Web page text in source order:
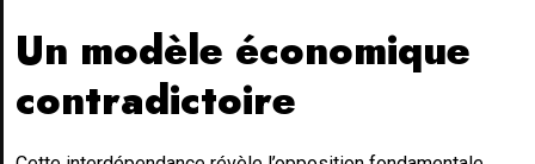
Un modèle économique
contradictoire